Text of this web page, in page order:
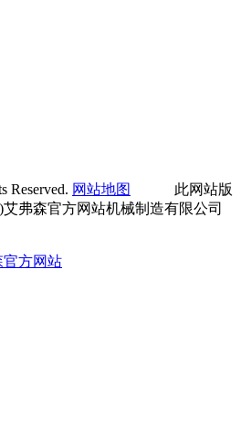
Reserved. 网站地图
此网站版
弗森官方网站机械制造有限公司